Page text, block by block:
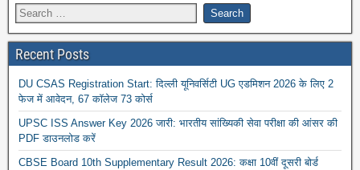
Recent Posts
DU CSAS Registration Start: दिल्ली यूनिवर्सिटी UG एडमिशन 2026 के लिए 2
फेज में आवेदन, 67 कॉलेज 73 कोर्स
UPSC ISS Answer Key 2026 जारी: भारतीय सांख्यिकी सेवा परीक्षा की आंसर की
PDF डाउनलोड करें
CBSE Board 10th Supplementary Result 2026: कक्षा 10वीं दूसरी बोर्ड